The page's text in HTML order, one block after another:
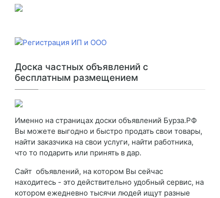
Доска частных объявлений с
бесплатным размещением
Именно на страницах доски объявлений Бурза.РФ
Вы можете выгодно и быстро продать свои товары,
найти заказчика на свои услуги, найти работника,
что то подарить или принять в дар.
Сайт объявлений, на котором Вы сейчас
находитесь - это действительно удобный сервис, на
котором ежедневно тысячи людей ищут разные